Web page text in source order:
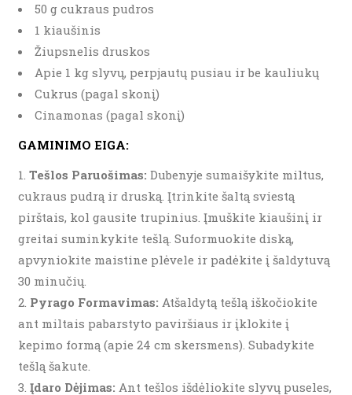
50 g cukraus pudros
1 kiaušinis
Žiupsnelis druskos
Apie 1 kg slyvų, perpjautų pusiau ir be kauliukų
Cukrus (pagal skonį)
Cinamonas (pagal skonį)
GAMINIMO EIGA:
Tešlos Paruošimas: Dubenyje sumaišykite miltus,
cukraus pudrą ir druską. Įtrinkite šaltą sviestą
pirštais, kol gausite trupinius. Įmuškite kiaušinį ir
greitai suminkykite tešlą. Suformuokite diską,
apvyniokite maistine plėvele ir padėkite į šaldytuvą
30 minučių.
Pyrago Formavimas: Atšaldytą tešlą iškočiokite
ant miltais pabarstyto paviršiaus ir įklokite į
kepimo formą (apie 24 cm skersmens). Subadykite
tešlą šakute.
Įdaro Dėjimas: Ant tešlos išdėliokite slyvų puseles,